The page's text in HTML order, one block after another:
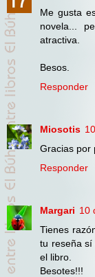
Me gusta
novela...
atractiva.
Besos.
Responder
Miosotis
Gracias por
Responder
Margari 10
Tienes
tu reseña
el libro.
Besotes!!!